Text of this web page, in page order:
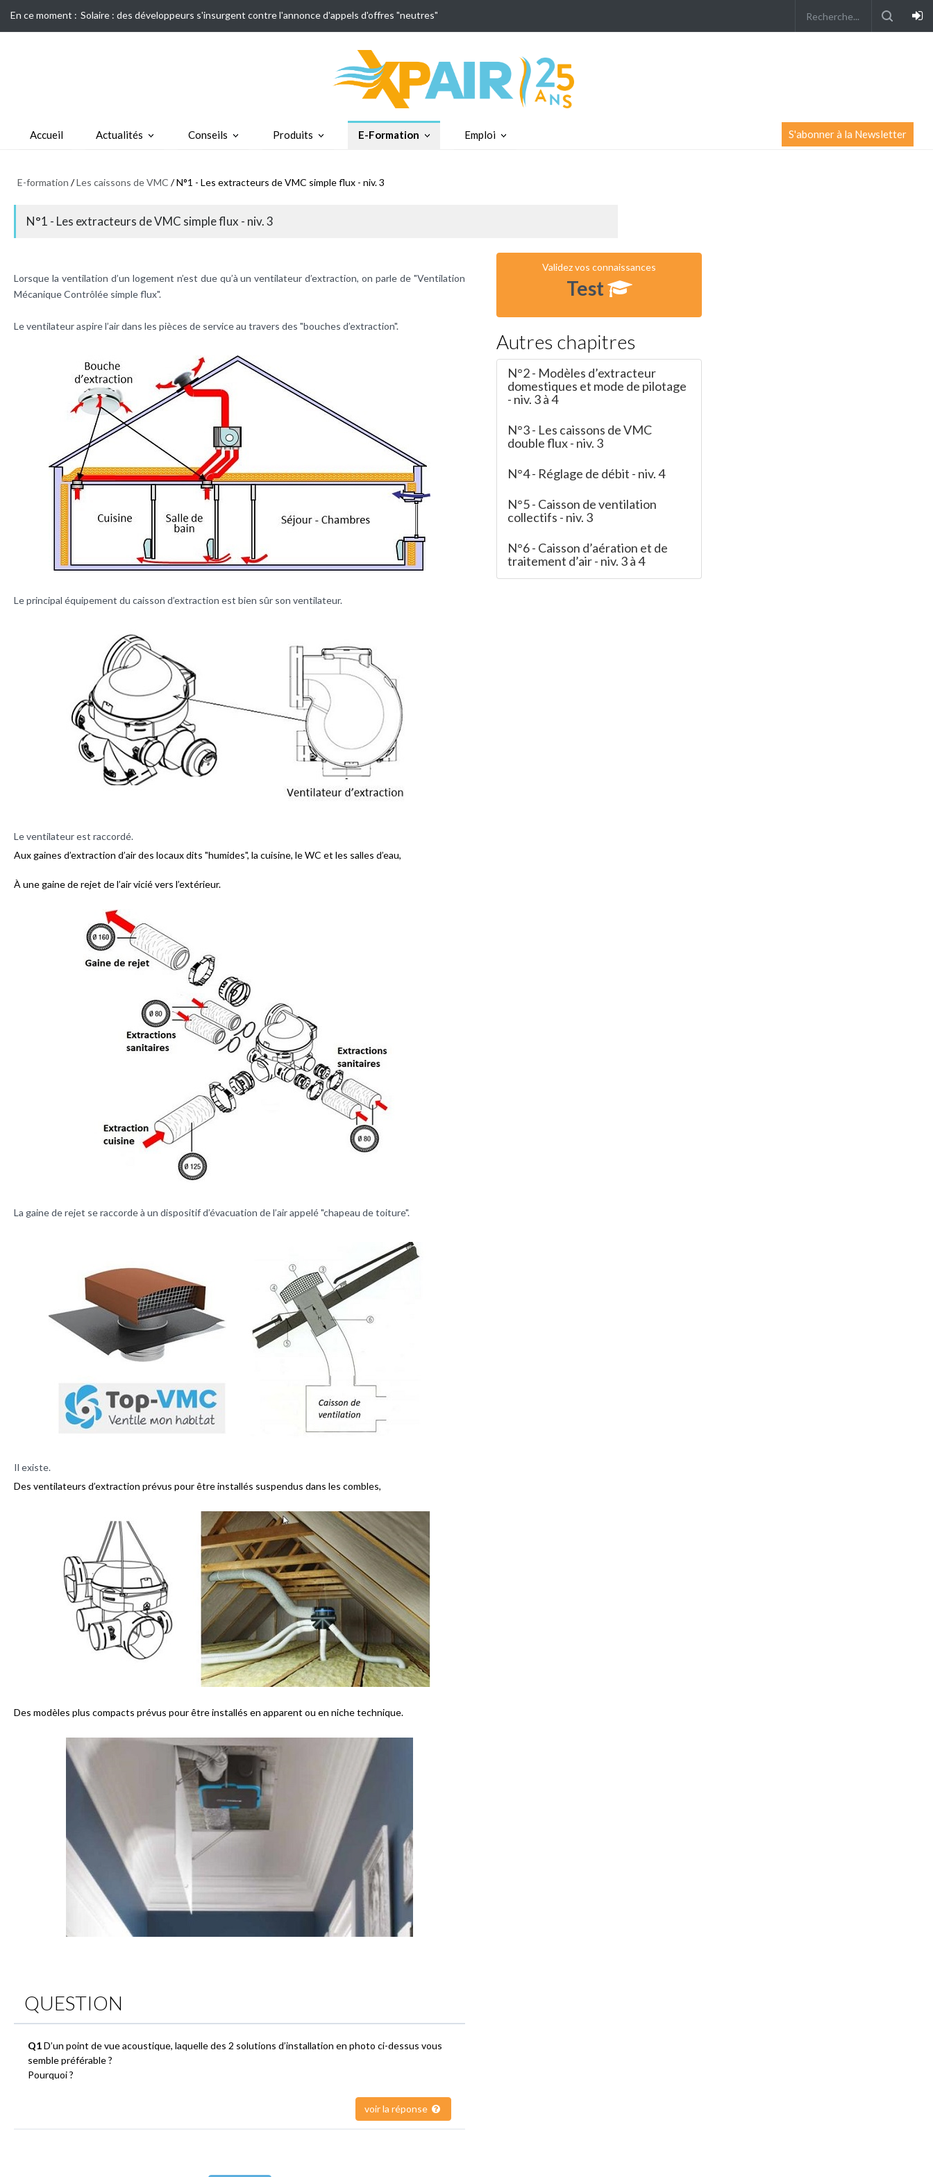
En ce moment : Solaire : des développeurs s'insurgent contre l'annonce d'appels d'offres "neutres"
Accueil Actualités Conseils Produits E-Formation Emploi S'abonner à la Newsletter
E-formation /Les caissons de VMC / N°1 - Les extracteurs de VMC simple flux - niv. 3
N°1 - Les extracteurs de VMC simple flux - niv. 3
Lorsque la ventilation d’un logement n’est due qu’à un ventilateur d’extraction, on parle de "Ventilation
Mécanique Contrôlée simple flux".
Le ventilateur aspire l’air dans les pièces de service au travers des "bouches d’extraction".
Le principal équipement du caisson d’extraction est bien sûr son ventilateur.
Le ventilateur est raccordé.
Aux gaines d’extraction d’air des locaux dits "humides", la cuisine, le WC et les salles d’eau,
À une gaine de rejet de l’air vicié vers l’extérieur.
La gaine de rejet se raccorde à un dispositif d’évacuation de l’air appelé "chapeau de toiture".
Il existe.
Des ventilateurs d’extraction prévus pour être installés suspendus dans les combles,
Des modèles plus compacts prévus pour être installés en apparent ou en niche technique.
QUESTION
Q1D’un point de vue acoustique, laquelle des 2 solutions d’installation en photo ci-dessus vous
semble préférable ?
Pourquoi ?
voir la réponse
Validez vos connaissances
Test
Autres chapitres
N°2 - Modèles d’extracteur
domestiques et mode de pilotage
- niv. 3 à 4
N°3 - Les caissons de VMC
double flux - niv. 3
N°4 - Réglage de débit - niv. 4
N°5 - Caisson de ventilation
collectifs - niv. 3
N°6 - Caisson d’aération et de
traitement d’air - niv. 3 à 4